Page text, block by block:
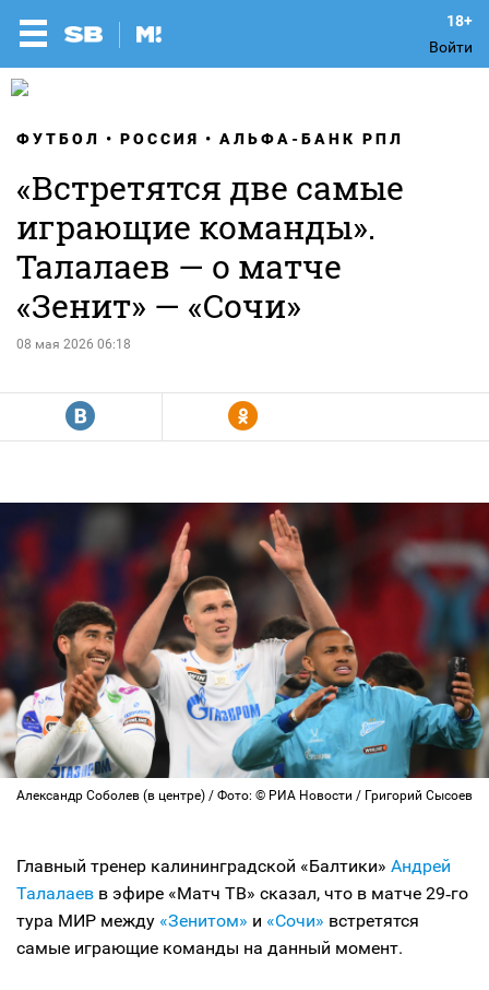
Войти
ФУТБОЛ РОССИЯ АЛЬФА-БАНК РПЛ
«Встретятся две самые
играющие команды».
Талалаев — о матче
«Зенит» — «Сочи»
08 мая 2026 06:18
R Y
Александр Соболев (в центре) / Фото: © РИА Новости / Григорий Сысоев
Главный тренер калининградской «Балтики» Андрей
Талалаев в эфире «Матч ТВ» сказал, что в матче 29‑го
тура МИР между «Зенитом» и «Сочи» встретятся
самые играющие команды на данный момент.